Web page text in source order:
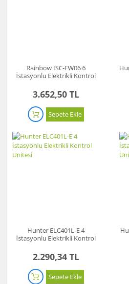
Rainbow ISC-EW06 6
İstasyonlu Elektrikli Kontrol
3.652,50 TL
Sepete Ekle
Hunter ELC401L-E 4
İstasyonlu Elektrikli Kontrol
2.290,34 TL
Sepete Ekle